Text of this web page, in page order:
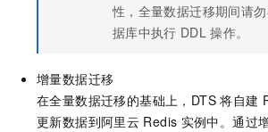
性，全量数据迁移期间请
据库中执行 DDL 操作。
增量数据迁移
在全量数据迁移的基础上，DTS 将自建
更新数据到阿里云 Redis 实例中。通过